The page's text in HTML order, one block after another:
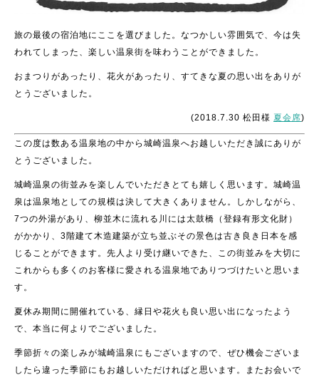
旅の最後の宿泊地にここを選びました。なつかしい雰囲気で、今は失
われてしまった、楽しい温泉街を味わうことができました。
おまつりがあったり、花火があったり、すてきな夏の思い出をありが
とうございました。
(2018.7.30 松田様 夏会席)
この度は数ある温泉地の中から城崎温泉へお越しいただき誠にありが
とうございました。
城崎温泉の街並みを楽しんでいただきとても嬉しく思います。城崎温
泉は温泉地としての規模は決して大きくありません。しかしながら、
7つの外湯があり、柳並木に流れる川には太鼓橋（登録有形文化財）
がかかり、3階建て木造建築が立ち並ぶその景色は古き良き日本を感
じることができます。先人より受け継いできた、この街並みを大切に
これからも多くのお客様に愛される温泉地でありつづけたいと思いま
す。
夏休み期間に開催れている、縁日や花火も良い思い出になったよう
で、本当に何よりでございました。
季節折々の楽しみが城崎温泉にもございますので、ぜひ機会ございま
したら違った季節にもお越しいただければと思います。またお会いで